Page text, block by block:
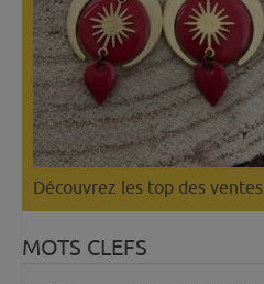
Découvrez les top des ventes
MOTS CLEFS